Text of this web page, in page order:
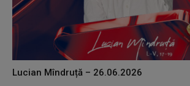
Lucian Mîndruță – 26.06.2026